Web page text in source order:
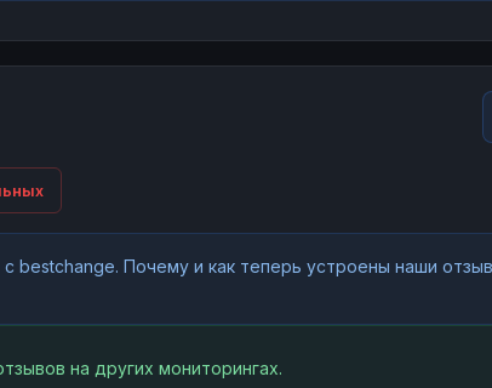
bestchange. Почему и как теперь устроены наши
на других мониторингах.